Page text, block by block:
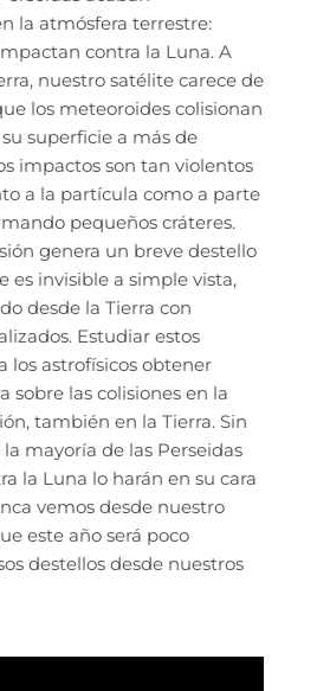
la atmósfera terrestre:
contra la Luna. A
nuestro satélite carece de
los meteoroides colisionan
superficie a más de
impactos son tan violentos
a la partícula como a parte
pequeños cráteres.
genera un breve destello
es invisible a simple vista,
desde la Tierra con
Estudiar estos
los astrofísicos obtener
sobre las colisiones en la
también en la Tierra. Sin
mayoría de las Perseidas
la Luna lo harán en su cara
vemos desde nuestro
este año será poco
destellos desde nuestros